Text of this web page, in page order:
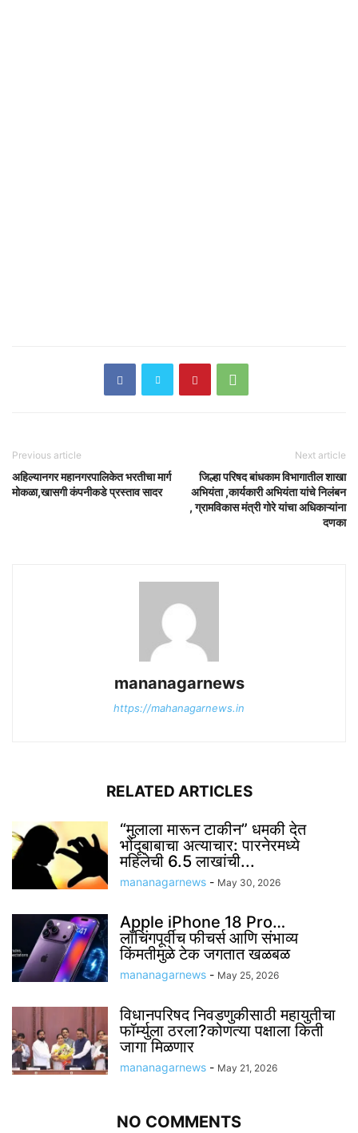
Previous article
अहिल्यानगर महानगरपालिकेत भरतीचा मार्ग
मोकळा,खासगी कंपनीकडे प्रस्ताव सादर
Next article
जिल्हा परिषद बांधकाम विभागातील शाखा
अभियंता ,कार्यकारी अभियंता यांचे निलंबन
, ग्रामविकास मंत्री गोरे यांचा अधिकाऱ्यांना
दणका
mananagarnews
https://mahanagarnews.in
RELATED ARTICLES
“मुलाला मारून टाकीन” धमकी देत
भोंदूबाबाचा अत्याचार: पारनेरमध्ये
महिलेची 6.5 लाखांची...
mananagarnews - May 30, 2026
Apple iPhone 18 Pro…
लाँचिंगपूर्वीच फीचर्स आणि संभाव्य
किंमतीमुळे टेक जगतात खळबळ
mananagarnews - May 25, 2026
विधानपरिषद निवडणुकीसाठी महायुतीचा
फॉर्म्युला ठरला?कोणत्या पक्षाला किती
जागा मिळणार
mananagarnews - May 21, 2026
NO COMMENTS